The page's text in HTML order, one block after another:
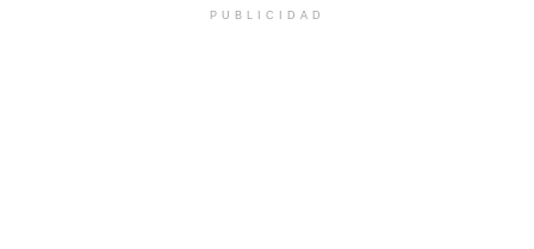
PUBLICIDAD